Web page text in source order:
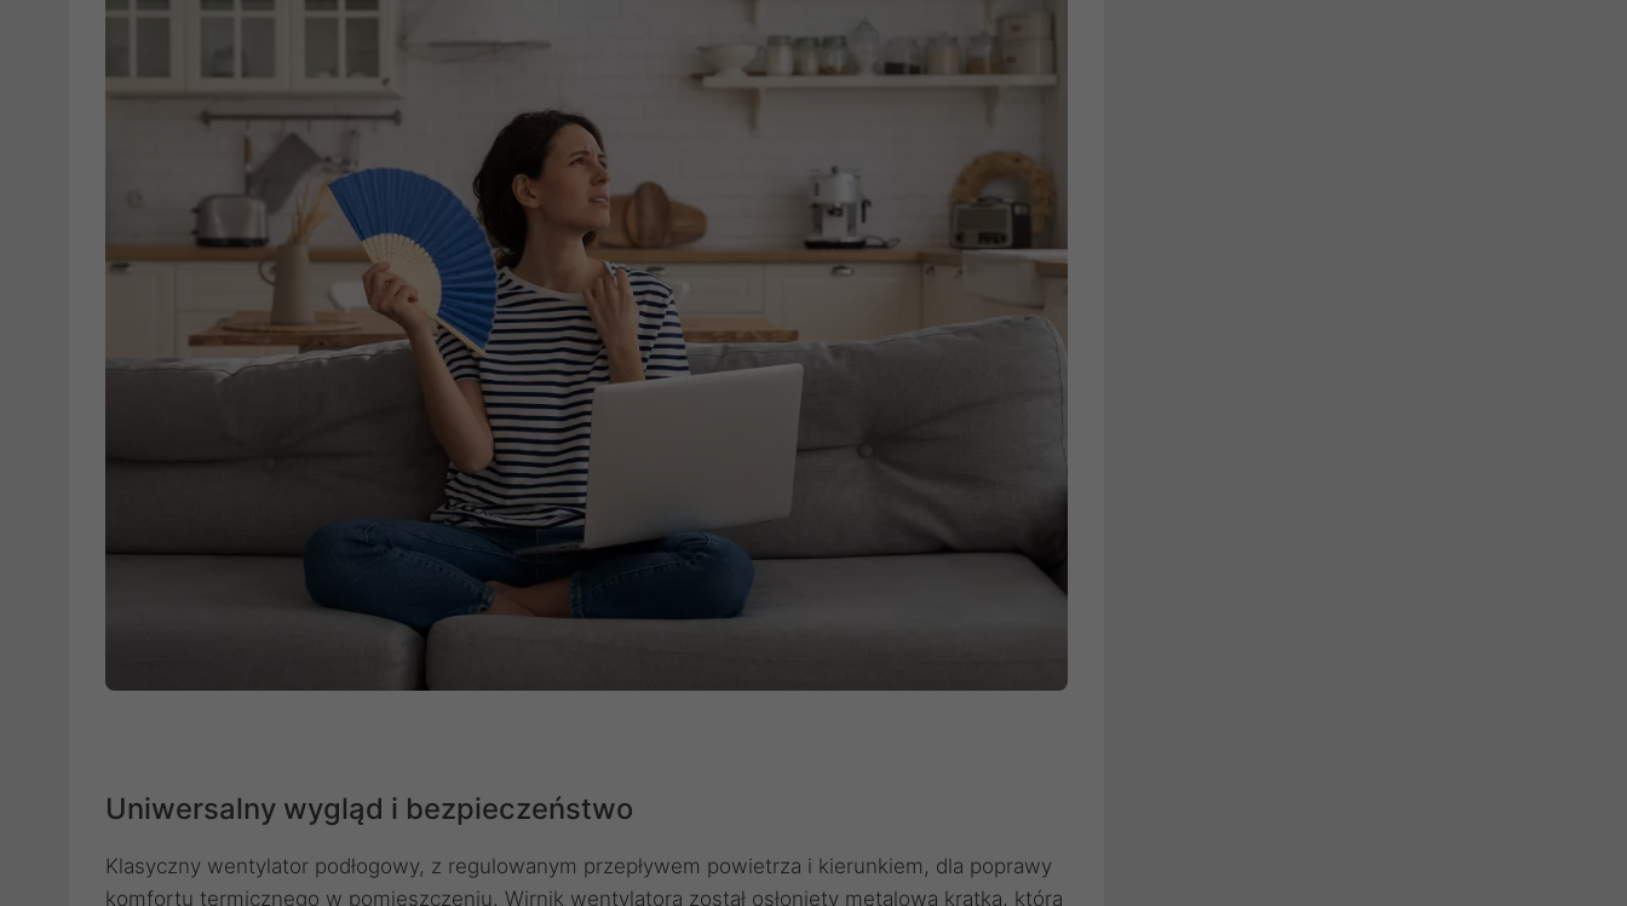
Uniwersalny wygląd i bezpieczeństwo
Klasyczny wentylator podłogowy, z regulowanym przepływem powietrza i kierunkiem, dla poprawy
komfortu termicznego w pomieszczeniu. Wirnik wentylatora został osłonięty metalową kratką, która